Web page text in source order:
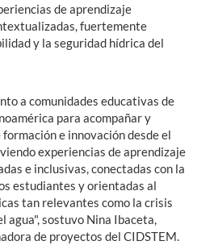
de aprendizaje
fuertemente
y la seguridad hídrica del
a comunidades educativas de
para acompañar y
e innovación desde el
experiencias de aprendizaje
e inclusivas, conectadas con la
estudiantes y orientadas al
tan relevantes como la crisis
agua", sostuvo Nina Ibaceta,
de proyectos del CIDSTEM.